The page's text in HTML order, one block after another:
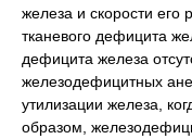
железа и скорости его
тканевого дефицита
дефицита железа
железодефицитных
утилизации железа,
образом,